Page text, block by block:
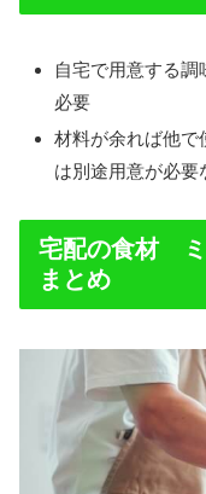
自宅で用意する
必要
材料が余れば他で
は別途用意が必要
宅配の食材
まとめ